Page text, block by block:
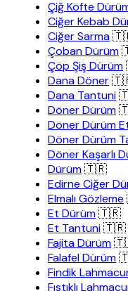
Çiğ Köfte Dürüm
Ciğer Kebab
Ciğer Sarma
Çoban Dürüm
Çöp Şiş Dürüm
Dana Döner
Dana Tantuni
Döner Dürüm
Döner Dürüm
Döner Dürüm
Döner Kaşarlı
Dürüm🇹🇷
Edirne Ciğer
Elmalı Gözleme
Et Dürüm🇹🇷
Et Tantuni🇹🇷
Fajita Dürüm
Falafel Dürüm
Findik
Fıstıklı